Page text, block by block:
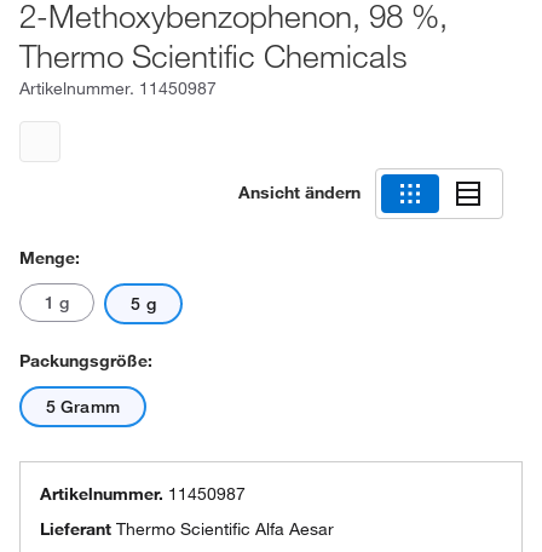
2-Methoxybenzophenon, 98 %,
Thermo Scientific Chemicals
Artikelnummer. 11450987
Ansicht ändern
Menge:
1 g 5 g
Packungsgröße:
5 Gramm
Artikelnummer. 11450987
Lieferant Thermo Scientific Alfa Aesar